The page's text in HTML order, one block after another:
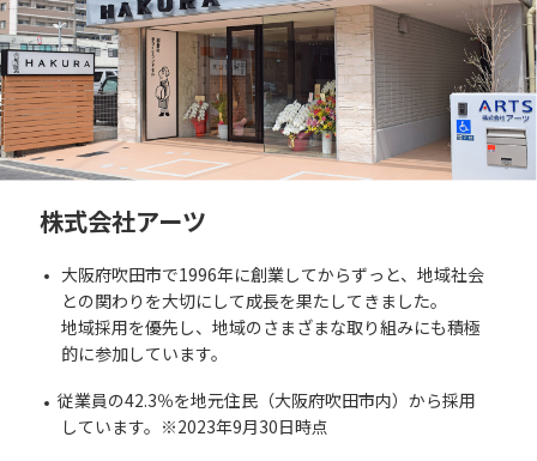
株式会社アーツ
大阪府吹田市で1996年に創業してからずっと、地域社会
との関わりを大切にして成長を果たしてきました。
地域採用を優先し、地域のさまざまな取り組みにも積極
的に参加しています。
従業員の42.3％を地元住民（大阪府吹田市内）から採用
しています。※2023年9月30日時点